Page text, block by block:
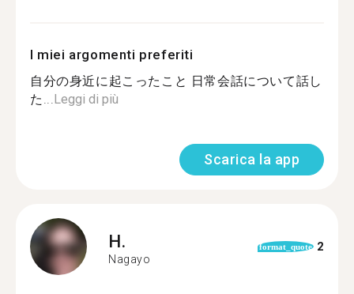
I miei argomenti preferiti
自分の身近に起こったこと 日常会話について話し
た...Leggi di più
Scarica la app
H.
Nagayo
format_quote 2